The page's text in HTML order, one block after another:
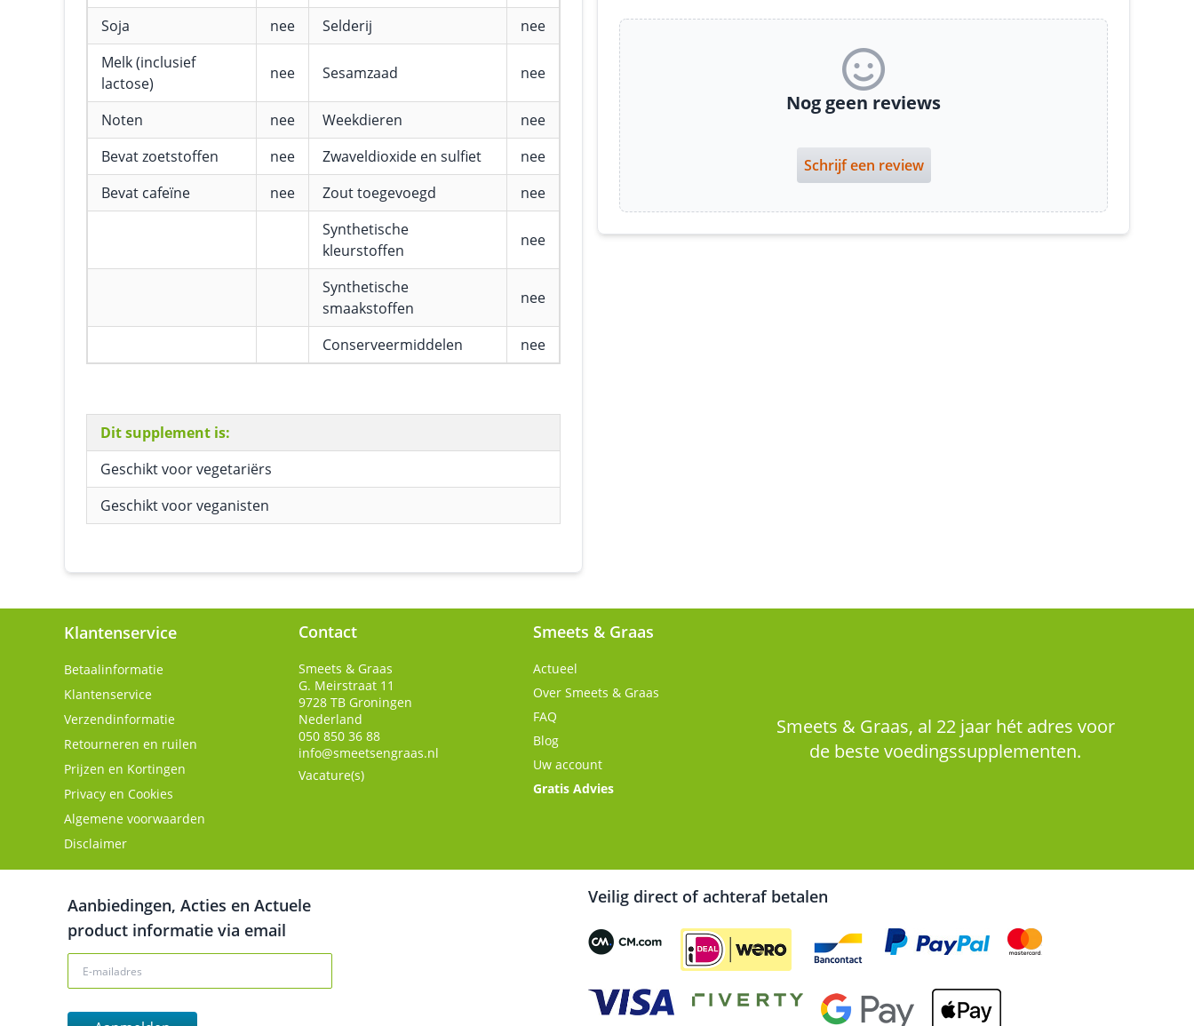
Soja
nee Selderij
nee
Melk (inclusief
lactose)
nee Sesamzaad nee
Noten nee Weekdieren
nee
Bevat zoetstoffen
nee Zwaveldioxide en sulfiet
nee
Bevat cafeïne
nee Zout toegevoegd
nee
Synthetische
kleurstoffen
nee
Synthetische
smaakstoffen
nee
Conserveermiddelen nee
Dit supplement is:
Geschikt voor vegetariërs
Geschikt voor veganisten
Nog geen reviews
Schrijf een review
Klantenservice
Betaalinformatie
Klantenservice
Verzendinformatie
Retourneren en ruilen
Prijzen en Kortingen
Privacy en Cookies
Algemene voorwaarden
Disclaimer
Contact
Smeets & Graas
G. Meirstraat 11
9728 TB Groningen
Nederland
050 850 36 88
info@smeetsengraas.nl
Vacature(s)
Smeets & Graas
Actueel
Over Smeets & Graas
FAQ
Blog
Uw account
Gratis Advies
Smeets & Graas, al 22 jaar hét adres voor
de beste voedingssupplementen.
Aanbiedingen, Acties en Actuele
product informatie via email
Veilig direct of achteraf betalen